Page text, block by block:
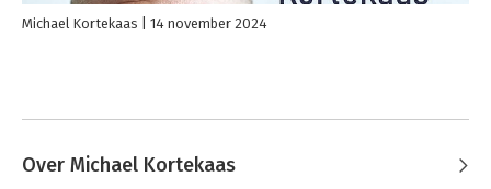
Michael Kortekaas 14 november 2024
Over Michael Kortekaas